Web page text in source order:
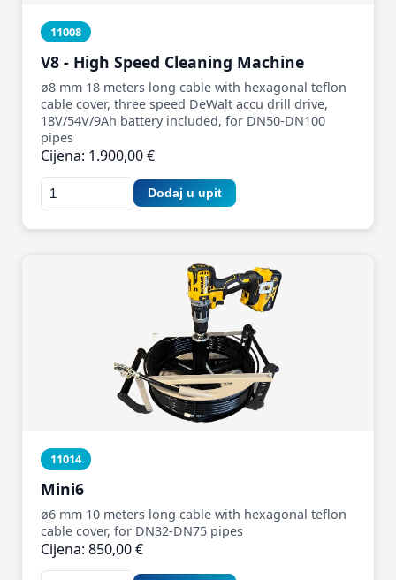
11008
V8 - High Speed Cleaning Machine
ø8 mm 18 meters long cable with hexagonal teflon
cable cover, three speed DeWalt accu drill drive,
18V/54V/9Ah battery included, for DN50-DN100
pipes
Cijena: 1.900,00 €
Dodaj u upit
11014
Mini6
ø6 mm 10 meters long cable with hexagonal teflon
cable cover, for DN32-DN75 pipes
Cijena: 850,00 €